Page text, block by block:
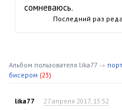
сомневаюсь.
Последний раз
Альбом пользователя lika77→
бисером (23)
lika77 27 апреля 2017, 13:52